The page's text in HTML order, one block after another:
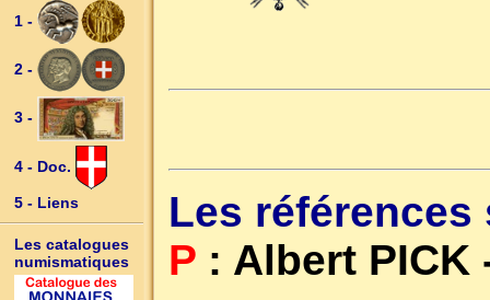
1 -
2 -
3 -
4 - Doc.
5 - Liens
Les catalogues
numismatiques
Les
P : Albert PICK